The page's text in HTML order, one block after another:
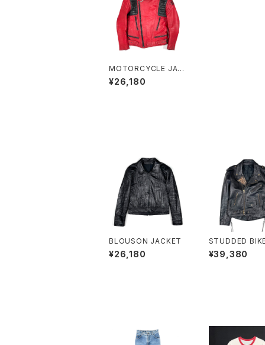
MOTORCYCLE JAC
KET
¥26,180
BLOUSON JACKET
¥26,180
STUDDED
CKET
¥39,380